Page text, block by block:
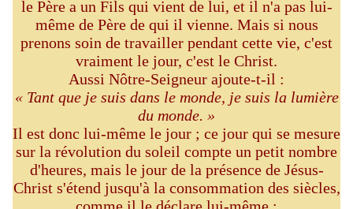
le Père a un Fils qui vient de lui, et il n'a pas lui-
même de Père de qui il vienne. Mais si nous
prenons soin de travailler pendant cette vie, c'est
vraiment le jour, c'est le Christ.
Aussi Nôtre-Seigneur ajoute-t-il :
« Tant que je suis dans le monde, je suis la lumière
du monde. »
Il est donc lui-même le jour ; ce jour qui se mesure
sur la révolution du soleil compte un petit nombre
d'heures, mais le jour de la présence de Jésus-
Christ s'étend jusqu'à la consommation des siècles,